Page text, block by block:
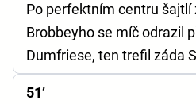
Po perfektním centru šajtlí
Brobbeyho se míč odrazil
Dumfriese, ten trefil záda
51’